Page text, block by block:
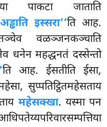
पाकटा जाताति
इस्सरा’’ति आह.
वळञ्जनकञ्चाति
महद्धनतं दस्सेन्तो
ति आह. ईसतीति ईसा,
सुप्पतिट्ठितमहेसताय
महेसक्खा. यस्मा पन